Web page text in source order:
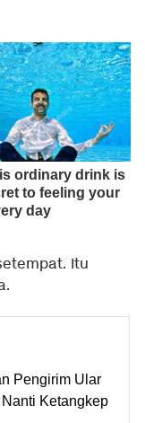
Itu
Pengirim Ular
Ketangkep